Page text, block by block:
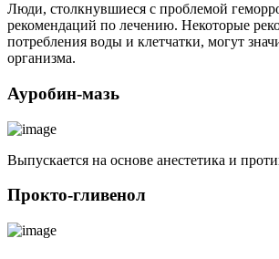
Люди, столкнувшиеся с проблемой
рекомендаций по лечению. Некоторые
потребления воды и клетчатки, могут
организма.
Ауробин-мазь
Выпускается на основе анестетика и
Прокто-гливенол